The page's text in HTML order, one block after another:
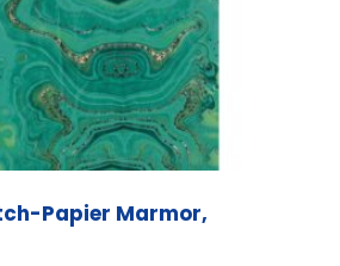
Papier Marmor,